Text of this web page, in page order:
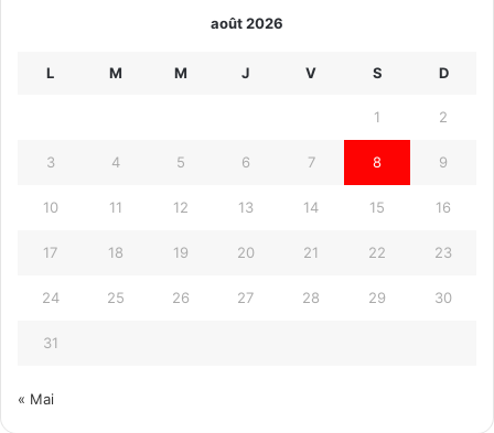
août 2026
L M M J V S D
1 2
3 4 5 6 7 8 9
10 11 12 13 14 15 16
17 18 19 20 21 22 23
24 25 26 27 28 29 30
31
« Mai